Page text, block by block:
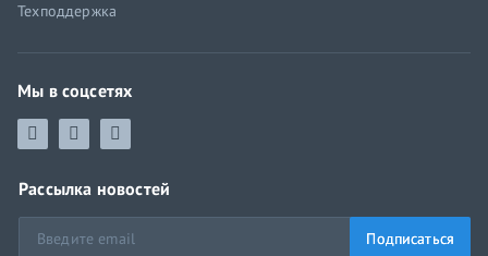
Техподдержка
Мы в соцсетях
Рассылка новостей
Подписаться